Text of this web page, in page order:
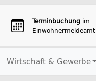
Terminbuchung im
Einwohnermeldeamt
Wirtschaft & Gewerbe